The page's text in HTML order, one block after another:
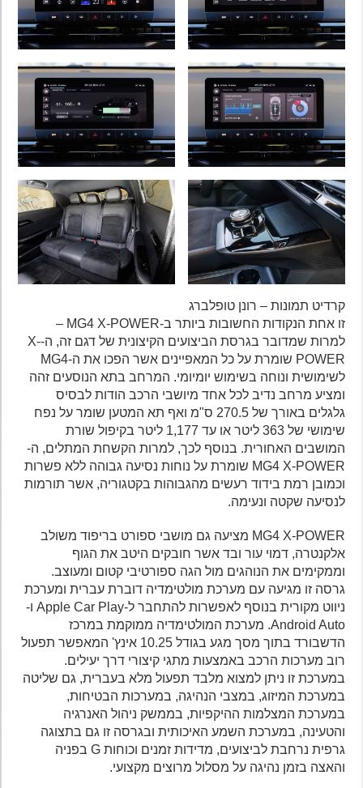
קרדיט תמונות – רונן טופלברג
זו אחת הנקודות החשובות ביותר ב-MG4 X-POWER –
למרות שמדובר בגרסת הביצועים הקיצונית של דגם זה, ה-X-
POWER שומרת על כל המאפיינים אשר הפכו את ה-MG4
לשימושית ונוחה בשימוש יומיומי. המרחב בתא הנוסעים זהה
ומציע מרחב נדיב לכל אחד מיושבי הרכב הודות לבסיס
גלגלים באורך של 270.5 ס"מ ואף תא המטען שומר על נפח
שימושי של 363 ליטר או עד 1,177 ליטר בקיפול שורת
המושבים האחורית. בנוסף לכך, למרות הקשחת המתלים, ה-
MG4 X-POWER שומרת על נוחות נסיעה גבוהה ללא פשרות
וכמובן רמת בידוד רעשים מהגבוהות בקטגוריה, אשר תורמות
לנסיעה שקטה ונעימה.
MG4 X-POWER מציעה גם מושבי ספורט בריפוד משולב
אלקנטרה, דמוי עור ובד אשר חובקים היטב את הגוף
וממקימים את הנוהגים מול הגה ספורטיבי קטום ומעוצב.
גרסה זו מגיעה עם מערכת מולטימדיה דוברת עברית ומערכת
ניווט מקורית בנוסף לאפשרות להתחבר ל-Apple Car Play ו-
Android Auto. מערכת המולטימדיה ממוקמת במרכז
הדשבורד בתוך מסך מגע בגודל 10.25 אינץ' המאפשר תפעול
רוב מערכות הרכב באמצעות מתגי קיצורי דרך יעילים.
במערכת זו ניתן למצוא מלבד תפעול מלא בעברית, גם שליטה
במערכת המיזוג, במצבי הנהיגה, במערכות הבטיחות,
במערכת המצלמות ההיקפיות, בממשק ניהול האנרגיה
והטעינה, במערכת השמע האיכותית ובגרסה זו גם בתצוגה
גרפית נרחבת לביצועים, מדידות זמנים וכוחות G בפניה
והאצה בזמן נהיגה על מסלול מרוצים מקצועי.